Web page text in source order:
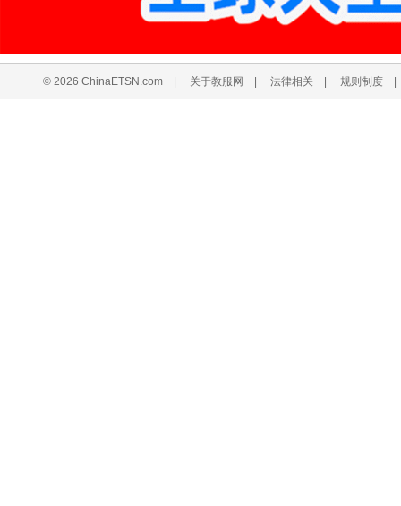
© 2026 ChinaETSN.com| 关于教服网 法律相关 规则制度